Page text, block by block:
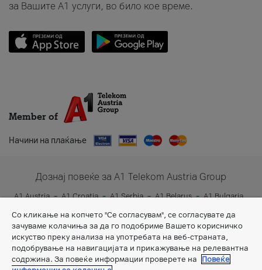
за Вашите A1 услуги, во било кое време.
Member of
Начини на плаќање
Дознај повеќе за A1 Telekom Austria Group
A1 Austria A1 Croatia A1 Serbia A1 Belarus
A1 Bulgaria
Со кликање на копчето "Се согласувам", се согласувате да
зачуваме колачиња за да го подобриме Вашето корисничко
искуство преку анализа на употребата на веб-страната,
подобрување на навигацијата и прикажување на релевантна
содржина. За повеќе информации проверете на
Повеќе